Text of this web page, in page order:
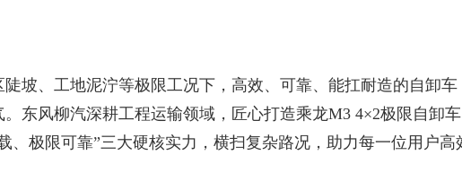
坡、工地泥泞等极限工况下，高效、可靠、能扛耐造的自卸车
东风柳汽深耕工程运输领域，匠心打造乘龙M3 4×2极限自卸
、极限可靠”三大硬核实力，横扫复杂路况，助力每一位用户高